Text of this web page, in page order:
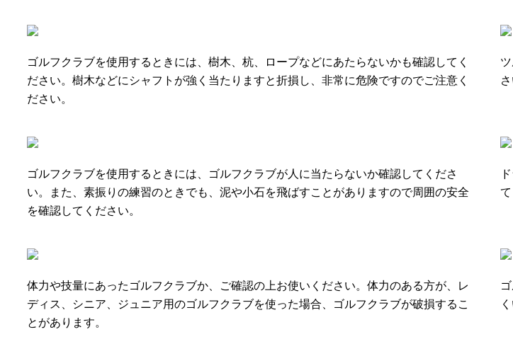
ゴルフクラブを使用するときには、樹木、杭、ロープなどにあたらないかも確認してく
ださい。樹木などにシャフトが強く当たりますと折損し、非常に危険ですのでご注意く
ださい。
さ
ゴルフクラブを使用するときには、ゴルフクラブが人に当たらないか確認してくださ
い。また、素振りの練習のときでも、泥や小石を飛ばすことがありますので周囲の安全
を確認してください。
て
体力や技量にあったゴルフクラブか、ご確認の上お使いください。体力のある方が、レ
ディス、シニア、ジュニア用のゴルフクラブを使った場合、ゴルフクラブが破損するこ
とがあります。